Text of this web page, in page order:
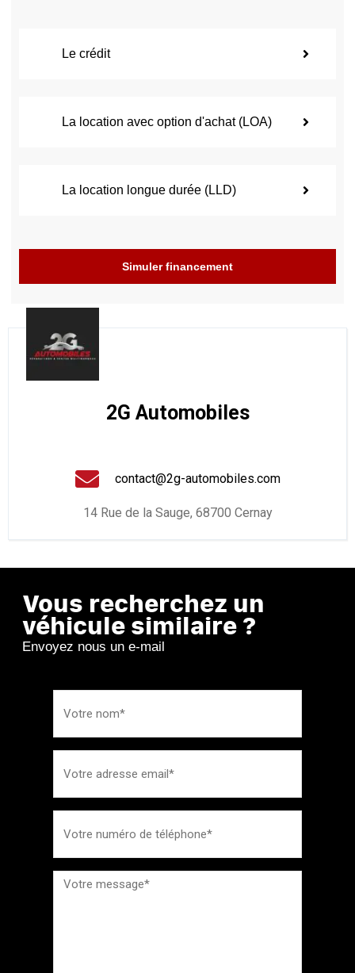
Le crédit
La location avec option d'achat (LOA)
La location longue durée (LLD)
Simuler financement
2G Automobiles
contact@2g-automobiles.com
14 Rue de la Sauge, 68700 Cernay
Vous recherchez un
véhicule similaire ?
Envoyez nous un e-mail